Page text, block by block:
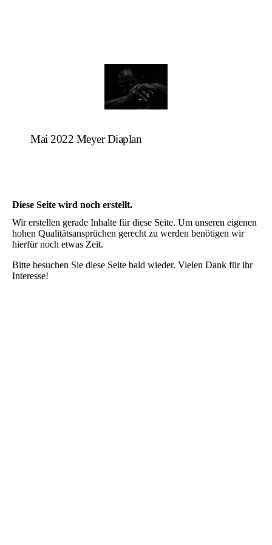
Mai 2022 Meyer Diaplan
Diese Seite wird noch erstellt.
Wir erstellen gerade Inhalte für diese Seite. Um unseren eigenen
hohen Qualitätsansprüchen gerecht zu werden benötigen wir
hierfür noch etwas Zeit.
Bitte besuchen Sie diese Seite bald wieder. Vielen Dank für ihr
Interesse!